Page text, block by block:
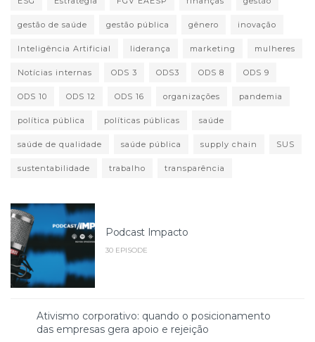
gestão de saúde gestão pública gênero inovação
Inteligência Artificial liderança marketing mulheres
Notícias internas ODS 3 ODS3 ODS 8 ODS 9
ODS 10 ODS 12 ODS 16 organizações pandemia
política pública políticas públicas saúde
saúde de qualidade saúde pública supply chain SUS
sustentabilidade trabalho transparência
Podcast Impacto
30 EPISODE
Ativismo corporativo: quando o posicionamento
das empresas gera apoio e rejeição